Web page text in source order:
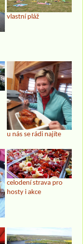
vlastní pláž
u nás se rádi najíte
celodení strava pro
hosty i akce